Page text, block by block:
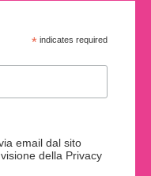
* indicates required
email dal sito
della Privacy